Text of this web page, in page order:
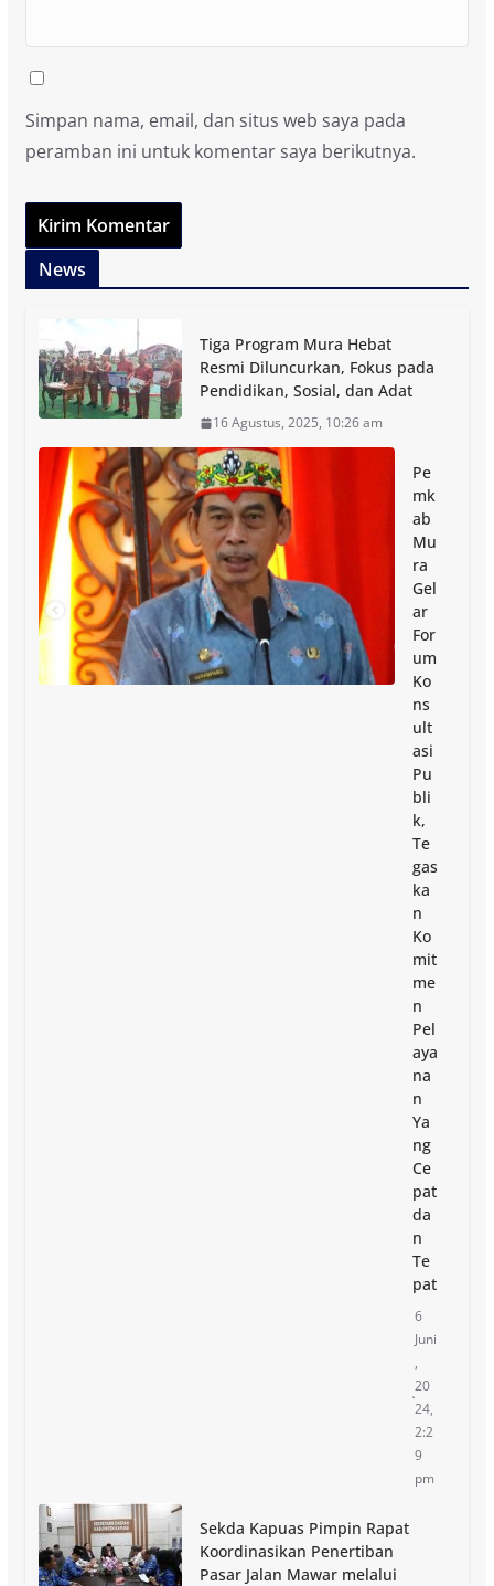
Simpan nama, email, dan situs web saya pada
peramban ini untuk komentar saya berikutnya.
News
Tiga Program Mura Hebat
Resmi Diluncurkan, Fokus pada
Pendidikan, Sosial, dan Adat
16 Agustus, 2025, 10:26 am
Pe
mk
ab
Mu
ra
Gel
ar
For
um
Ko
ns
ult
asi
Pu
bli
k,
Te
gas
ka
n
Ko
mit
me
n
Pel
aya
na
n
Ya
ng
Ce
pat
da
n
Te
pat
6
Juni
,
20
24,
2:2
9
pm
Sekda Kapuas Pimpin Rapat
Koordinasikan Penertiban
Pasar Jalan Mawar melalui